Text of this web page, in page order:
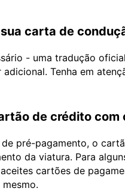
carta de
- uma tradução
Tenha em
de crédito com
de pré-pagamento, o
da viatura. Para
cartões de